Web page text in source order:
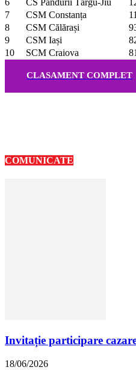
7
CSM Constanța
8
CSM Călărași
9
CSM Iași
10
SCM Craiova
CLASAMENT COMPLET
COMUNICATE
Invitație participare
18/06/2026